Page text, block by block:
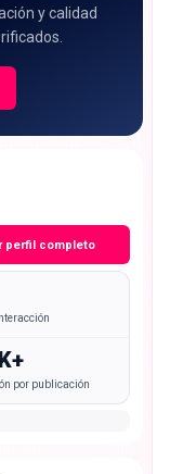
y calidad
perfil completo
por publicación